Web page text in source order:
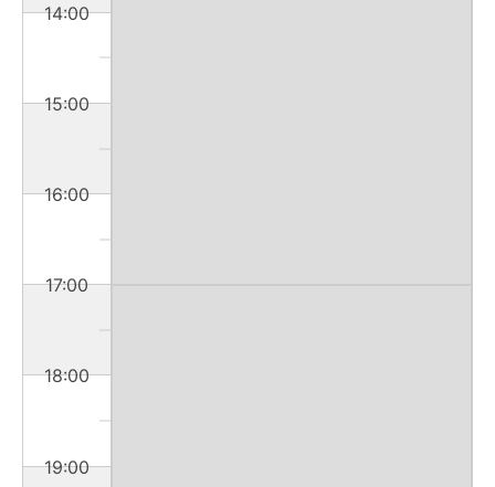
14:00
15:00
16:00
17:00
18:00
19:00